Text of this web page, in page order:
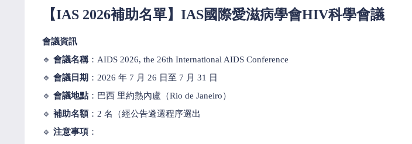
【IAS 2026補助名單】IAS國際愛滋病學會HIV科學會議
會議資訊
🔹 會議名稱：AIDS 2026, the 26th International AIDS Conference
🔹 會議日期 ：2026 年 7 月 26 日至 7 月 31 日
🔹 會議地點 ：巴西 里約熱內盧（Rio de Janeiro）
🔹 補助名額 ：2 名（經公告遴選程序選出
🔹 注意事項 ：